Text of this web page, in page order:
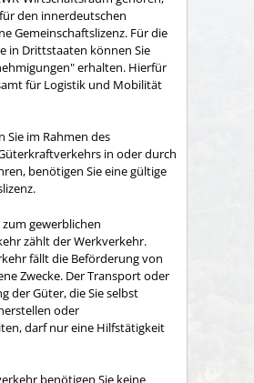
den innerdeutschen
Gemeinschaftslizenz. Für die
in Drittstaaten können Sie
erhalten. Hierfür
für Logistik und Mobilität
Sie im Rahmen des
in oder durch
benötigen Sie eine gültige
gewerblichen
zählt der Werkverkehr.
fällt die Beförderung von
Zwecke. Der Transport oder
der Güter, die Sie selbst
oder
darf nur eine Hilfstätigkeit
benötigen Sie keine